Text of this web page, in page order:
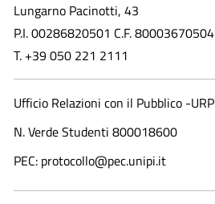
Lungarno Pacinotti, 43
P.I. 00286820501 C.F. 80003670504
T. +39 050 221 2111
Ufficio Relazioni con il Pubblico -URP
N. Verde Studenti 800018600​
PEC: protocollo@pec.unipi.it